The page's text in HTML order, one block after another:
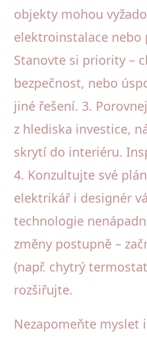
objekty mohou
elektroinstalace nebo
Stanovte si priority –
bezpečnost, nebo
jiné řešení. 3.
z hlediska investice,
skrytí do interiéru.
4. Konzultujte své
elektrikář i designér
technologie
změny postupně –
(např. chytrý
rozšiřujte.
Nezapomeňte myslet